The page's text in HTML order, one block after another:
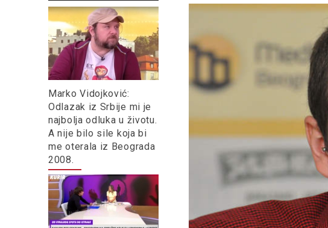
Marko Vidojković:
Odlazak iz Srbije mi je
najbolja odluka u životu.
A nije bilo sile koja bi
me oterala iz Beograda
2008.